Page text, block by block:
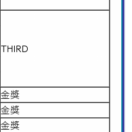
THIRD
金獎
金獎
金獎